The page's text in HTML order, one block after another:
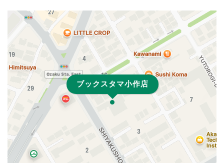
ブックスタマ小作店